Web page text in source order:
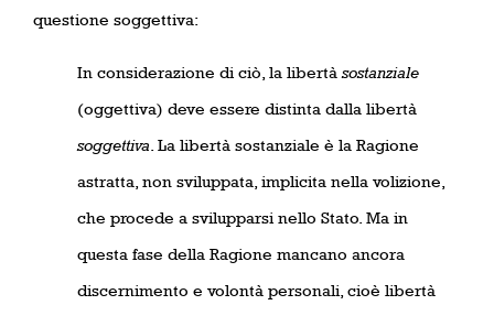
questione soggettiva:
In considerazione di ciò, la libertà sostanziale
(oggettiva) deve essere distinta dalla libertà
soggettiva . La libertà sostanziale è la Ragione
astratta, non sviluppata, implicita nella volizione,
che procede a svilupparsi nello Stato. Ma in
questa fase della Ragione mancano ancora
discernimento e volontà personali, cioè libertà